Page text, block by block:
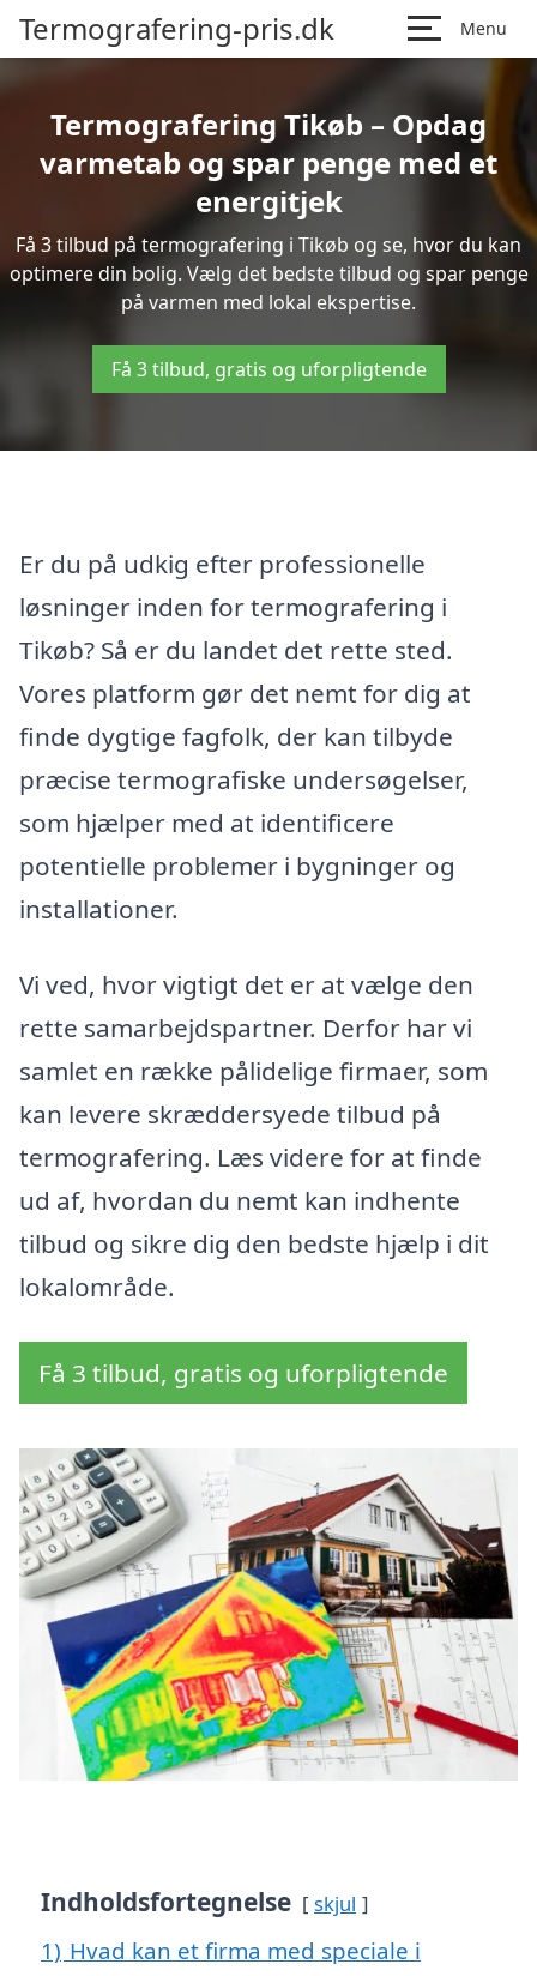
Termografering-pris.dk Menu
Termografering Tikøb – Opdag
varmetab og spar penge med et
energitjek
Få 3 tilbud på termografering i Tikøb og se, hvor du kan
optimere din bolig. Vælg det bedste tilbud og spar penge
på varmen med lokal ekspertise.
Få 3 tilbud, gratis og uforpligtende
Er du på udkig efter professionelle
løsninger inden for termografering i
Tikøb? Så er du landet det rette sted.
Vores platform gør det nemt for dig at
finde dygtige fagfolk, der kan tilbyde
præcise termografiske undersøgelser,
som hjælper med at identificere
potentielle problemer i bygninger og
installationer.
Vi ved, hvor vigtigt det er at vælge den
rette samarbejdspartner. Derfor har vi
samlet en række pålidelige firmaer, som
kan levere skræddersyede tilbud på
termografering. Læs videre for at finde
ud af, hvordan du nemt kan indhente
tilbud og sikre dig den bedste hjælp i dit
lokalområde.
Få 3 tilbud, gratis og uforpligtende
Indholdsfortegnelse skjul
1) Hvad kan et firma med speciale i